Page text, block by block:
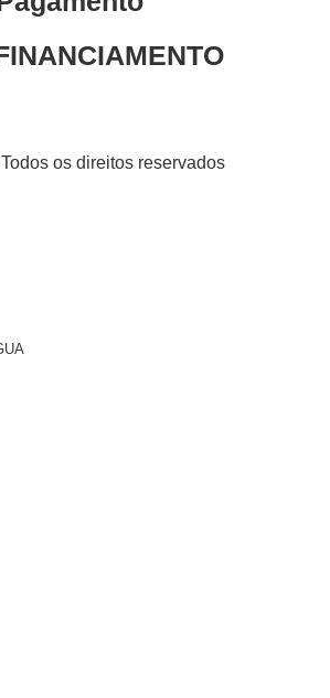
os direitos reservados